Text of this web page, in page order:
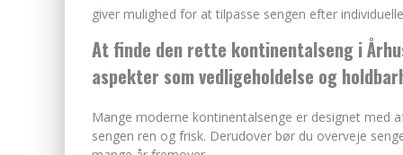
giver mulighed for at tilpasse sengen efter
At finde den rette kontinentalseng i
aspekter som vedligeholdelse og
Mange moderne kontinentalsenge er designet
sengen ren og frisk. Derudover bør du overveje